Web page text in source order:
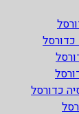
כדורסל
כדורסל